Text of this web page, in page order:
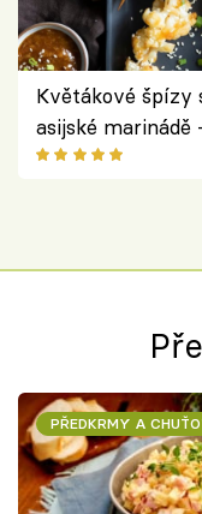
Květákové špízy
asijské marinádě
chuťovka z grilu
PŘEDKRMY A